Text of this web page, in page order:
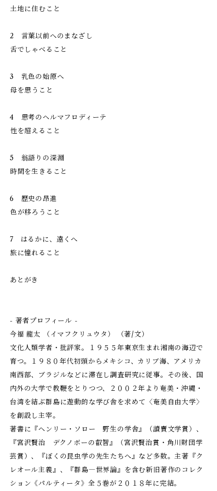
――土地に住むこと
2 言葉以前へのまなざし
――舌でしゃべること
3 乳色の始原へ
――母を思うこと
4 思考のヘルマフロディーテ
――性を超えること
5 翁語りの深淵
――時間を生きること
6 歴史の昂進
――色が移ろうこと
7 はるかに、遠くへ
――旅に憧れること
あとがき
- 著者プロフィール -
今福 龍太 （イマフクリュウタ） （著/文）
文化人類学者・批評家。１９５５年東京生まれ湘南の海辺で
育つ。１９８０年代初頭からメキシコ、カリブ海、アメリカ
南西部、ブラジルなどに滞在し調査研究に従事。その後、国
内外の大学で教鞭をとりつつ、２００２年より奄美・沖縄・
台湾を結ぶ群島に遊動的な学び舎を求めて〈奄美自由大学〉
を創設し主宰。
著書に『ヘンリー・ソロー 野生の学舎』（讀賣文学賞）、
『宮沢賢治 デクノボーの叡智』（宮沢賢治賞・角川財団学
芸賞）、『ぼくの昆虫学の先生たちへ』など多数。主著『ク
レオール主義』、『群島―世界論』を含む新旧著作のコレク
ション《パルティータ》全５巻が２０１８年に完結。